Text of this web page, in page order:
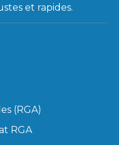
et rapides.
(RGA)
RGA